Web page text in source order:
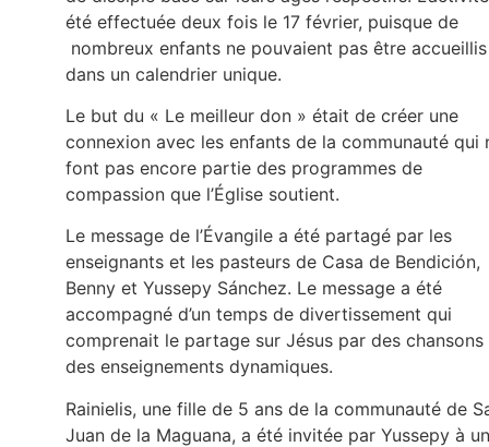
été effectuée deux fois le 17 février, puisque de
nombreux enfants ne pouvaient pas être accueillis
dans un calendrier unique.
Le but du « Le meilleur don » était de créer une
connexion avec les enfants de la communauté qui
font pas encore partie des programmes de
compassion que l’Église soutient.
Le message de l’Évangile a été partagé par les
enseignants et les pasteurs de Casa de Bendición,
Benny et Yussepy Sánchez. Le message a été
accompagné d’un temps de divertissement qui
comprenait le partage sur Jésus par des chansons
des enseignements dynamiques.
Rainielis, une fille de 5 ans de la communauté de
Juan de la Maguana, a été invitée par Yussepy à